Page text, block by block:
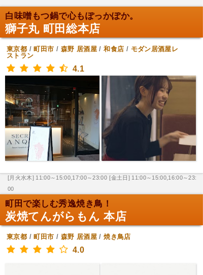
白味噌もつ鍋で心もぽっかぽか。
獅子丸 町田総本店
東京都 /町田市 / 森野 居酒屋 /和食店 / モダン居酒屋レ
ストラン
4.1
[月火水木] 11:00～15:00,17:00～23:00 [金土日] 11:00～15:00,16:00～23:
00
町田で楽しむ秀逸焼き鳥！
炭焼てんがらもん 本店
東京都 /町田市 / 森野 居酒屋 /焼き鳥店
4.0